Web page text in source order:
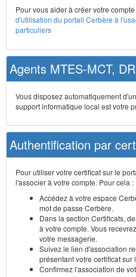
Pour vous aider à créer votre
d'utilisation du portail Cerbère à
particuliers
Agents MTES-MCT,
Vous disposez automatiquement
support informatique local est votre
Authentification par
Pour utiliser votre certificat sur le
l'associer à votre compte. Pour cela :
Accédez à votre espace
mot de passe Cerbère.
Dans la section Certificats,
à votre compte. Vous
votre messagerie.
Suivez le lien d'association
présentant votre certificat sur
Confirmez l'association de